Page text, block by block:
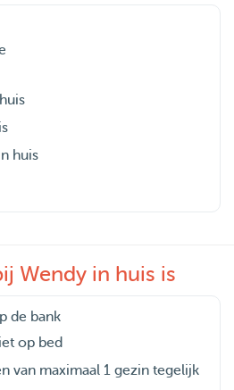
huis
Wendy in huis is
de bank
op bed
van maximaal 1 gezin tegelijk